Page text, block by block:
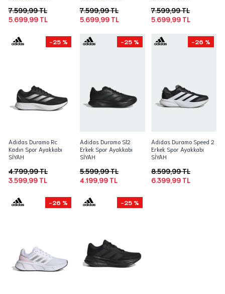
5.699,99 TL
7.599,99 TL
5.699,99 TL
7.599,99 TL
5.699,99 TL
7.599,99 TL
-25 %
Adidas Duramo Rc
Kadın Spor Ayakkabı
SİYAH
3.599,99 TL
4.799,99 TL
-25 %
Adidas Duramo Sl2
Erkek Spor Ayakkabı
SİYAH
4.199,99 TL
5.599,99 TL
-26 %
Adidas Duramo Speed 2
Erkek Spor Ayakkabı
SİYAH
6.399,99 TL
8.599,99 TL
-26 % -25 %